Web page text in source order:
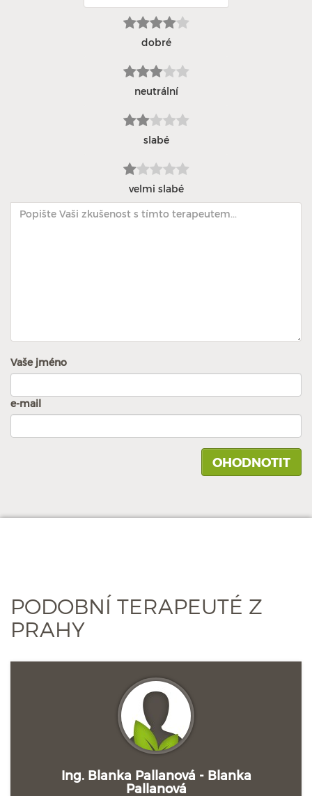
dobré
neutrální
slabé
velmi slabé
Vaše jméno
e-mail
PODOBNÍ TERAPEUTÉ Z
PRAHY
Ing. Blanka Pallanová - Blanka
Pallanová